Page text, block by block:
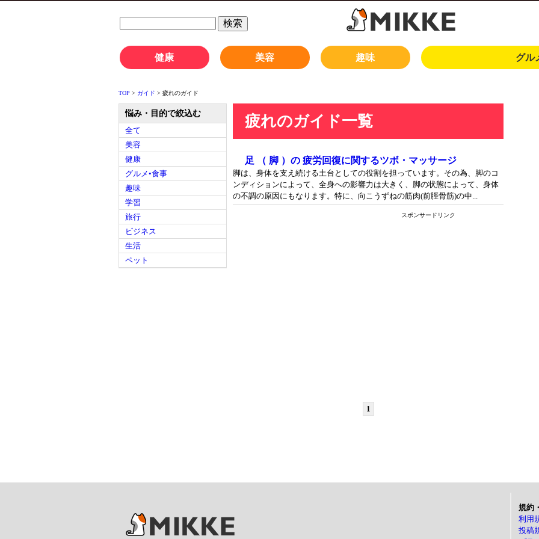
健康 美容 趣味 グル
TOP > ガイド > 疲れのガイド
疲れのガイド一覧
足 （ 脚 ）の 疲労回復に関するツボ・マッサージ
脚は、身体を支え続ける土台としての役割を担っています。その為、脚のコ
ンディションによって、全身への影響力は大きく、脚の状態によって、身体
の不調の原因にもなります。特に、向こうずねの筋肉(前脛骨筋)の中...
スポンサードリンク
1
悩み・目的で絞込む
全て
美容
健康
グルメ•食事
趣味
学習
旅行
ビジネス
生活
ペット
規約
利用
投稿